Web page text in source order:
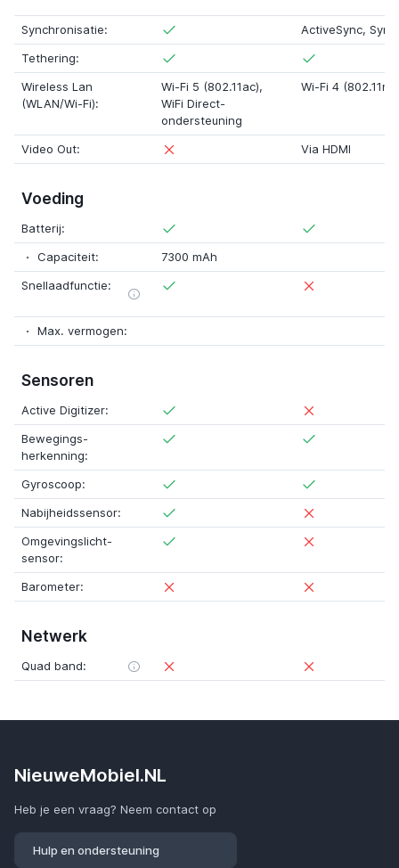
Synchronisatie: ActiveSync,
Tethering:
Wireless Lan
(WLAN/Wi-Fi):
Wi-Fi 5 (802.11ac),
WiFi Direct-
ondersteuning
Wi-Fi 4 (802.11n)
Video Out: Via HDMI
Voeding
Batterij:
Capaciteit:
7300 mAh
Snellaadfunctie:
Max. vermogen:
Sensoren
Active Digitizer:
Bewegings-
herkenning:
Gyroscoop:
Nabijheidssensor:
Omgevingslicht-
sensor:
Barometer:
Netwerk
Quad band:
NieuweMobiel.NL
Heb je een vraag? Neem contact op
Hulp en ondersteuning